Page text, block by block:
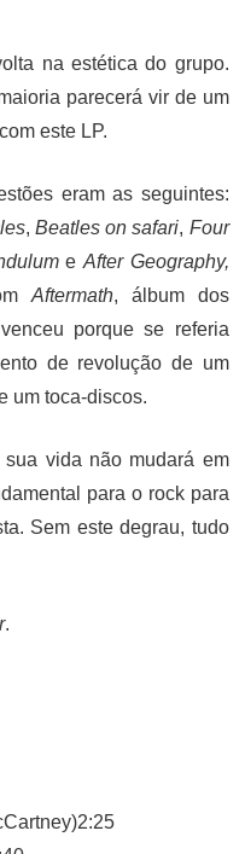
na estética do grupo.
parecerá vir de um
este LP.
eram as seguintes:
,Beatles on safari, Four
e After Geography,
Aftermath, álbum dos
porque se referia
de revolução de um
um toca-discos.
sua vida não mudará em
para o rock para
Sem este degrau, tudo
.